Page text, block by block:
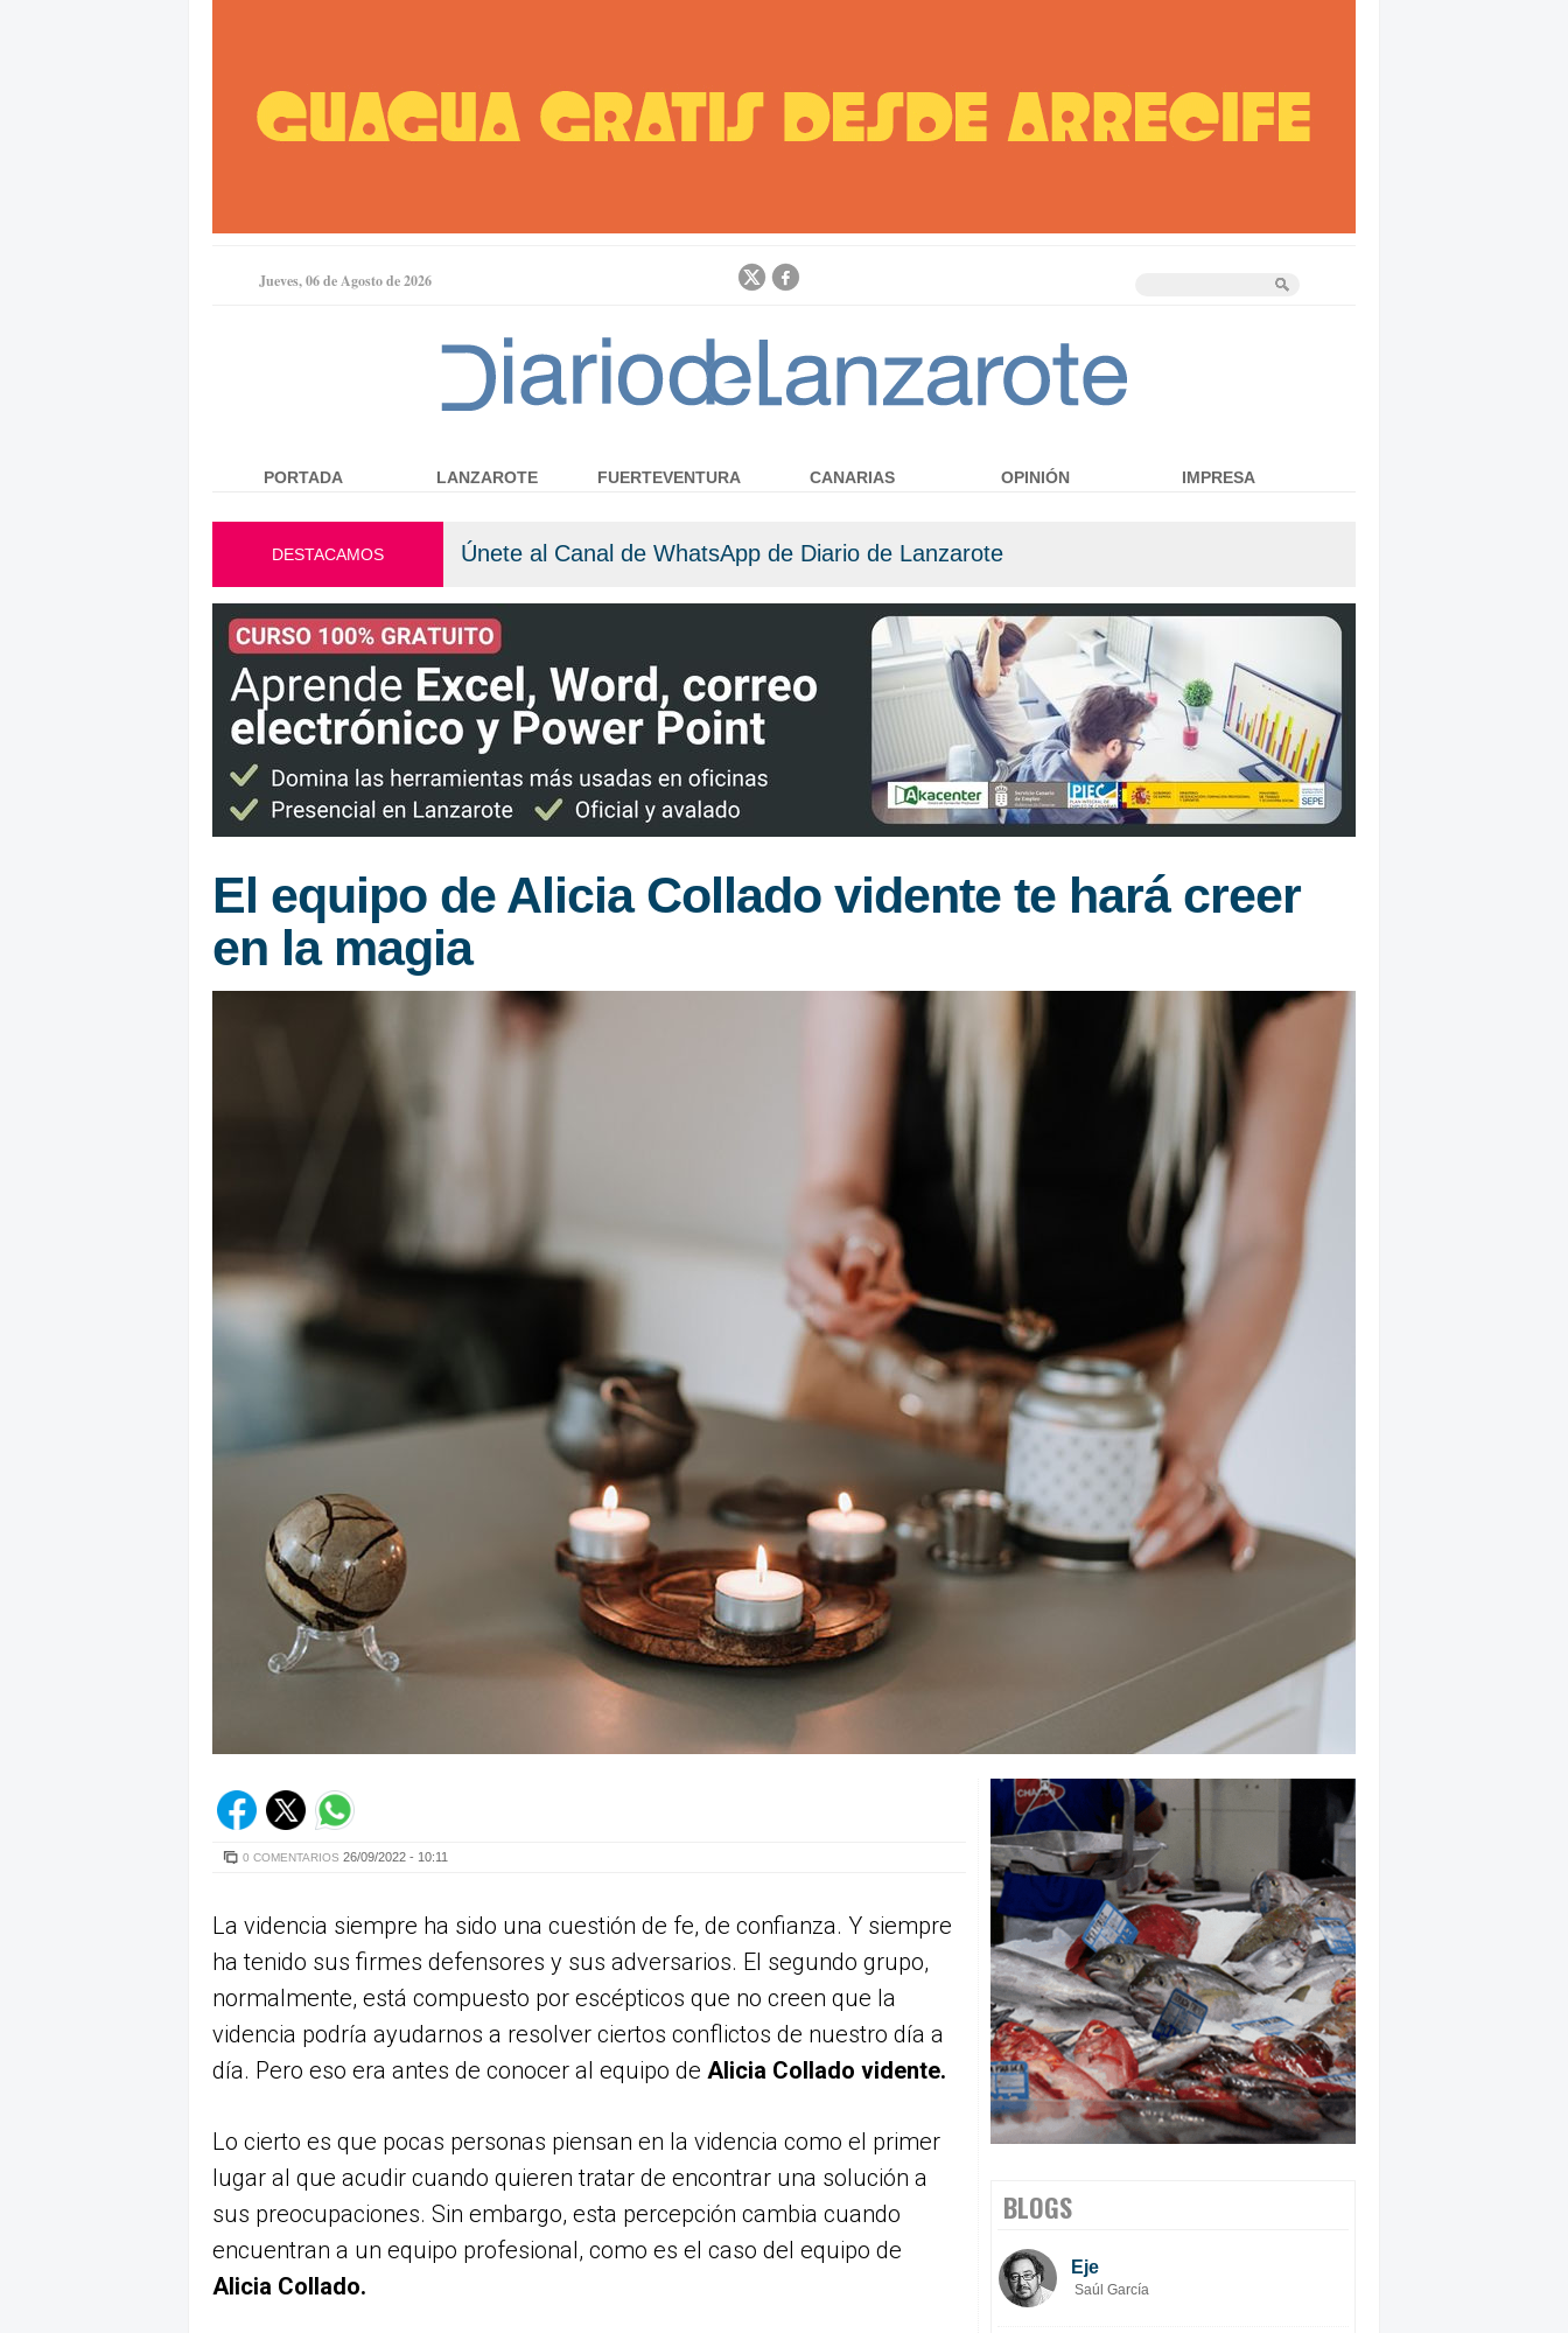
Jueves, 06 de Agosto de 2026
DESTACAMOS Únete al Canal de WhatsApp de Diario de Lanzarote
El equipo de Alicia Collado vidente te hará creer
en la magia
0 COMENTARIOS 26/09/2022 - 10:11
La videncia siempre ha sido una cuestión de fe, de confianza. Y siempre
ha tenido sus firmes defensores y sus adversarios. El segundo grupo,
normalmente, está compuesto por escépticos que no creen que la
videncia podría ayudarnos a resolver ciertos conflictos de nuestro día a
día. Pero eso era antes de conocer al equipo de Alicia Collado vidente.
Lo cierto es que pocas personas piensan en la videncia como el primer
lugar al que acudir cuando quieren tratar de encontrar una solución a
sus preocupaciones. Sin embargo, esta percepción cambia cuando
encuentran a un equipo profesional, como es el caso del equipo de
Alicia Collado.
PORTADA LANZAROTE FUERTEVENTURA CANARIAS OPINIÓN IMPRESA
BLOGS
Eje
Saúl García